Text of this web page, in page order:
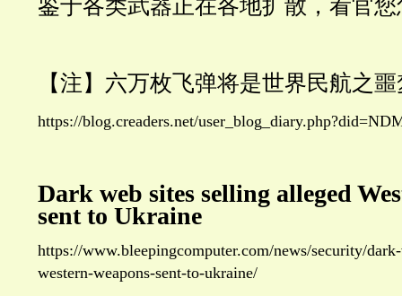
鉴于各类武器正在各地扩散，看官
【注】六万枚飞弹将是世界民航之噩
https://blog.creaders.net/
Dark web sites selling alleged
sent to Ukraine
https://www.bleepingcomputer.com/news/security/
western-weapons-sent-to-ukraine/